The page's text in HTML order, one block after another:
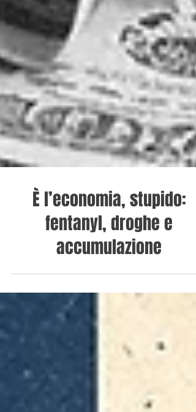
È l’economia, stupido:
fentanyl, droghe e
accumulazione